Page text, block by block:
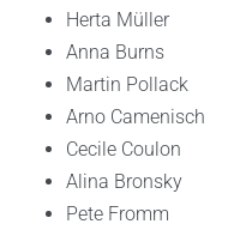
Herta Müller
Anna Burns
Martin Pollack
Arno Camenisch
Cecile Coulon
Alina Bronsky
Pete Fromm